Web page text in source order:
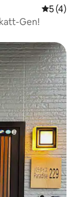
5 av 5 i
5 (4)
Gen!